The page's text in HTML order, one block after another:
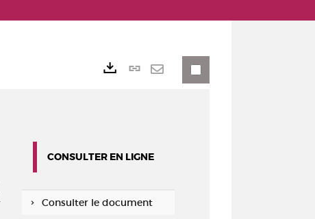
Lien
CONSULTER EN LIGNE
Consulter le document